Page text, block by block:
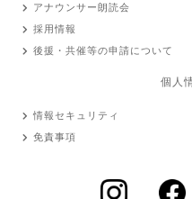
アナウンサー朗読会
採用情報
後援・共催等の申請について
個人
情報セキュリティ
免責事項